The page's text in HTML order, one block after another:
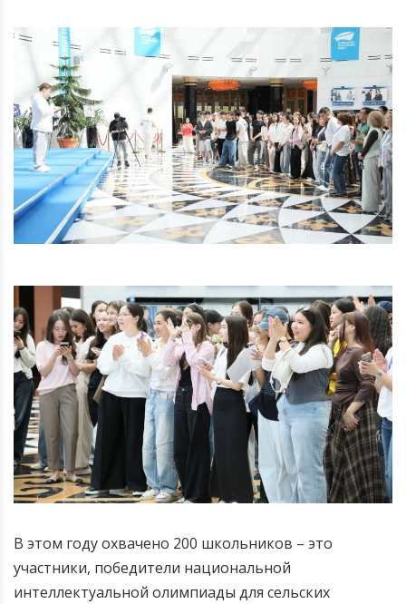
В этом году охвачено 200 школьников – это
участники, победители национальной
интеллектуальной олимпиады для сельских